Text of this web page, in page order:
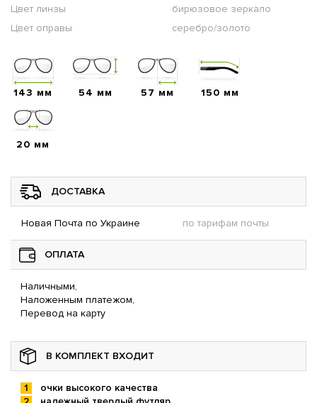
Цвет линзы
бирюзовое зеркало
Цвет оправы
серебро/золото
143 мм 54 мм 57 мм 150 мм
20 мм
ДОСТАВКА
Новая Почта по Украине по тарифам почты
ОПЛАТА
Наличными,
Наложенным платежом,
Перевод на карту
В КОМПЛЕКТ ВХОДИТ
очки высокого качества